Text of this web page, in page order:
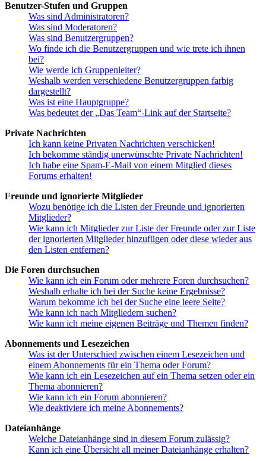
Benutzer-Stufen und Gruppen
Was sind Administratoren?
Was sind Moderatoren?
Was sind Benutzergruppen?
Wo finde ich die Benutzergruppen und wie trete ich ihnen
bei?
Wie werde ich Gruppenleiter?
Weshalb werden verschiedene Benutzergruppen farbig
dargestellt?
Was ist eine Hauptgruppe?
Was bedeutet der „Das Team“-Link auf der Startseite?
Private Nachrichten
Ich kann keine Privaten Nachrichten verschicken!
Ich bekomme ständig unerwünschte Private Nachrichten!
Ich habe eine Spam-E-Mail von einem Mitglied dieses
Forums erhalten!
Freunde und ignorierte Mitglieder
Wozu benötige ich die Listen der Freunde und ignorierten
Mitglieder?
Wie kann ich Mitglieder zur Liste der Freunde oder zur Liste
der ignorierten Mitglieder hinzufügen oder diese wieder aus
den Listen entfernen?
Die Foren durchsuchen
Wie kann ich ein Forum oder mehrere Foren durchsuchen?
Weshalb erhalte ich bei der Suche keine Ergebnisse?
Warum bekomme ich bei der Suche eine leere Seite?
Wie kann ich nach Mitgliedern suchen?
Wie kann ich meine eigenen Beiträge und Themen finden?
Abonnements und Lesezeichen
Was ist der Unterschied zwischen einem Lesezeichen und
einem Abonnements für ein Thema oder Forum?
Wie kann ich ein Lesezeichen auf ein Thema setzen oder ein
Thema abonnieren?
Wie kann ich ein Forum abonnieren?
Wie deaktiviere ich meine Abonnements?
Dateianhänge
Welche Dateianhänge sind in diesem Forum zulässig?
Kann ich eine Übersicht all meiner Dateianhänge erhalten?